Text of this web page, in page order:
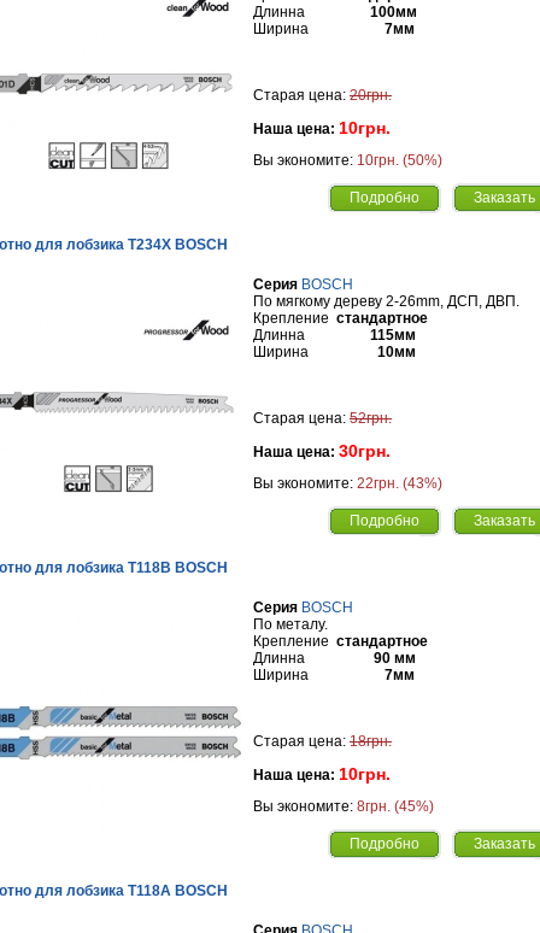
Длинна 100мм
Ширина 7мм
Старая цена: 20грн.
Наша цена: 10грн.
Вы экономите: 10грн. (50%)
Подробно Заказать
для лобзика Т234X BOSCH
Серия BOSCH
По мягкому дереву 2-26mm, ДСП, ДВП.
Крепление стандартное
Длинна 115мм
Ширина 10мм
Старая цена: 52грн.
Наша цена: 30грн.
Вы экономите: 22грн. (43%)
Подробно Заказать
для лобзика Т118B BOSCH
Серия BOSCH
По металу.
Крепление стандартное
Длинна 90 мм
Ширина 7мм
Старая цена: 18грн.
Наша цена: 10грн.
Вы экономите: 8грн. (45%)
Подробно Заказать
для лобзика Т118A BOSCH